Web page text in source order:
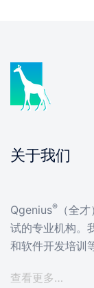
关于我们
Qgenius®
（全
试的专业机构。
和软件开发培训
查看更多…